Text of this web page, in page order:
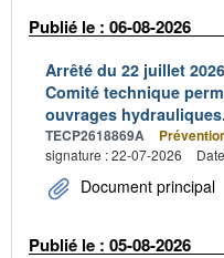
Publié le : 06-08-2026
Arrêté du 22 juillet
Comité technique
ouvrages hydrauliques.
TECP2618869A
signature : 22-07-2026
Document principal
Publié le : 05-08-2026